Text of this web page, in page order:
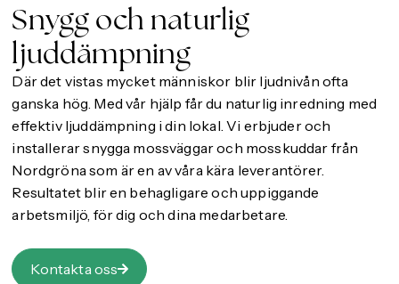
Snygg och naturlig
ljuddämpning
Där det vistas mycket människor blir ljudnivån ofta
ganska hög. Med vår hjälp får du naturlig inredning med
effektiv ljuddämpning i din lokal. Vi erbjuder och
installerar snygga mossväggar och mosskuddar från
Nordgröna som är en av våra kära leverantörer.
Resultatet blir en behagligare och uppiggande
arbetsmiljö, för dig och dina medarbetare.
Kontakta oss